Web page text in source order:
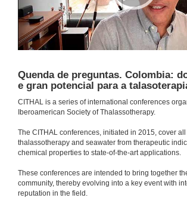
Quenda de preguntas. Colombia:
e gran potencial para a
CITHAL is a series of international conferences
Iberoamerican Society of Thalassotherapy.
The CITHAL conferences, initiated in 2015, cover
thalassotherapy and seawater from therapeutic
chemical properties to state-of-the-art applications.
These conferences are intended to bring together
community, thereby evolving into a key event with
reputation in the field.
14 de xuño de 2022
Conferencia
14 de xuño de 2022
14 de xuño de 2022